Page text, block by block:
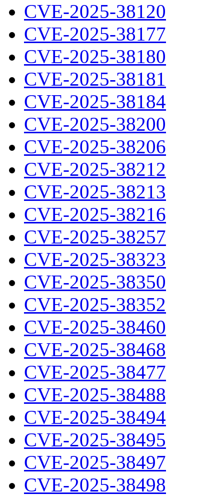
CVE-2025-38120
CVE-2025-38177
CVE-2025-38180
CVE-2025-38181
CVE-2025-38184
CVE-2025-38200
CVE-2025-38206
CVE-2025-38212
CVE-2025-38213
CVE-2025-38216
CVE-2025-38257
CVE-2025-38323
CVE-2025-38350
CVE-2025-38352
CVE-2025-38460
CVE-2025-38468
CVE-2025-38477
CVE-2025-38488
CVE-2025-38494
CVE-2025-38495
CVE-2025-38497
CVE-2025-38498